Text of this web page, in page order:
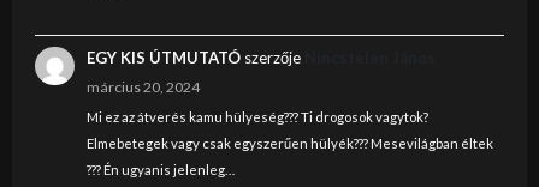
EGY KIS ÚTMUTATÓszerzője
március 20, 2024
Mi ez az átverés kamu hülyeség??? Ti drogosok vagytok?
Elmebetegek vagy csak egyszerűen hülyék??? Mesevilágban éltek
??? Én ugyanis jelenleg…